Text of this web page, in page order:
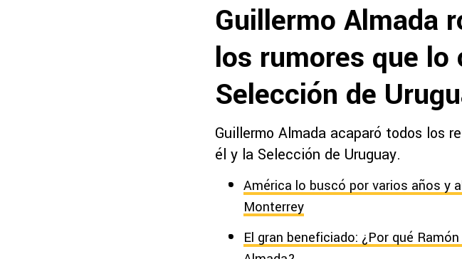
Guillermo Almada
los rumores que lo
Selección de
Guillermo Almada acaparó todos los
él y la Selección de Uruguay.
América lo buscó por varios años y
Monterrey
El gran beneficiado: ¿Por qué